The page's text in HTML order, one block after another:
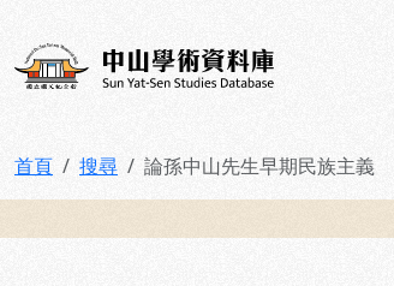
中山學術資料庫
首頁 搜尋 論孫中山先生早期民族主義